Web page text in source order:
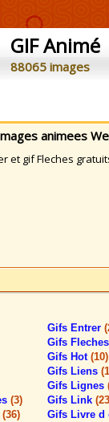
GIF Animé
88065 images
animees
gif Fleches
(3)
(36)
Gifs Entrer
Gifs Fleches
Gifs Hot (10)
Gifs Liens
Gifs Lignes
Gifs Link
Gifs Livre d